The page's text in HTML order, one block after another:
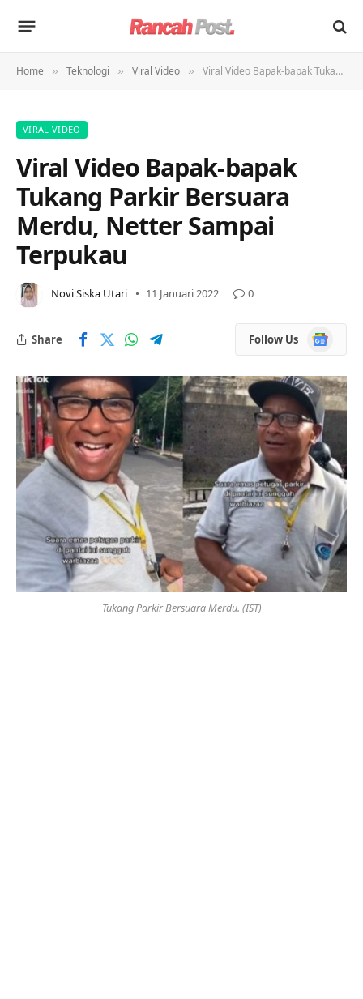
Home » Teknologi » Viral Video » Viral Video Bapak-bapak Tukang Parkir Bersuara Merdu, Netter Sampai Terpukau
VIRAL VIDEO
Viral Video Bapak-bapak
Tukang Parkir Bersuara
Merdu, Netter Sampai
Terpukau
Novi Siska Utari 11 Januari 2022 0
Share Follow Us
Google
News
Tukang Parkir Bersuara Merdu. (IST)